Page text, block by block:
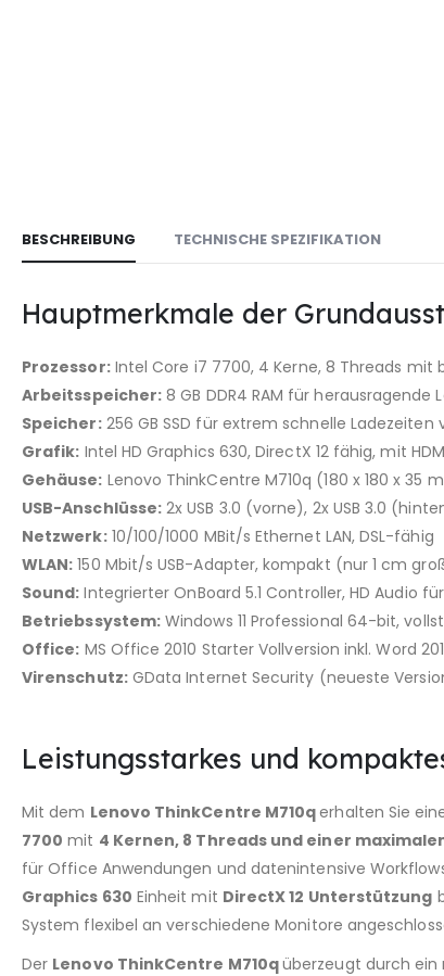
BESCHREIBUNG TECHNISCHE SPEZIFIKATION
Hauptmerkmale der
Prozessor:Intel Core i7 7700, 4 Kerne, 8 Threads mit
Arbeitsspeicher: 8 GB DDR4 RAM für
Speicher:256 GB SSD für extrem schnelle
Grafik: Intel HD Graphics 630, DirectX 12 fähig, mit
Gehäuse: Lenovo ThinkCentre M710q (180 x 180 x
USB-Anschlüsse: 2x USB 3.0 (vorne), 2x USB 3.0
Netzwerk:10/100/1000 MBit/s Ethernet LAN, DSL-fähig
WLAN: 150 Mbit/s USB-Adapter, kompakt (nur 1 cm
Sound: Integrierter OnBoard 5.1 Controller, HD Audio
Betriebssystem: Windows 11 Professional 64-bit,
Office: MS Office 2010 Starter Vollversion inkl. Word
Virenschutz:GData Internet Security (neueste
Leistungsstarkes und
Mit dem Lenovo ThinkCentre M710qerhalten Sie
7700 mit 4 Kernen, 8 Threads und einer
für Office Anwendungen und datenintensive
Graphics 630 Einheit mit DirectX 12 Unterstützung
System flexibel an verschiedene Monitore
Der Lenovo ThinkCentre M710qüberzeugt durch ein